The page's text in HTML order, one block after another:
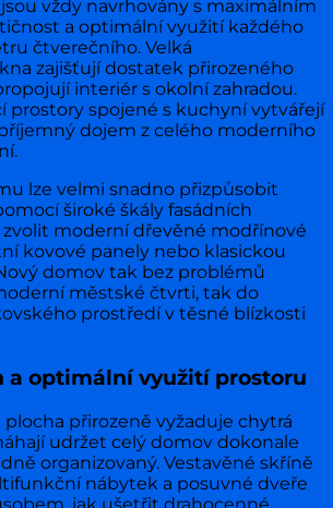
vždy navrhovány s maximálním
a optimální využití každého
čtverečního. Velká
zajišťují dostatek přirozeného
interiér s okolní zahradou.
prostory spojené s kuchyní vytvářejí
dojem z celého moderního
lze velmi snadno přizpůsobit
široké škály fasádních
moderní dřevěné modřínové
kovové panely nebo klasickou
domov tak bez problémů
městské čtvrti, tak do
prostředí v těsné blízkosti
a optimální využití prostoru
přirozeně vyžaduje chytrá
udržet celý domov dokonale
organizovaný. Vestavěné skříně
nábytek a posuvné dveře